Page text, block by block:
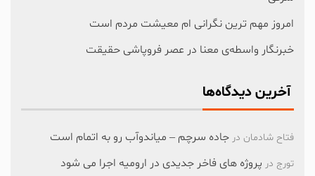
امروز مهم‌ ترین نگرانی‌ ام معیشت مردم است
خبرنگار واسطه‌ی معنا در عصر فروپاشی حقیقت
آخرین دیدگاه‌ها
فتاح شادمان در جاده سرچم – میاندوآب رو به اتمام است
تورج در پروژه های فاخر جدیدی در ارومیه اجرا می شود